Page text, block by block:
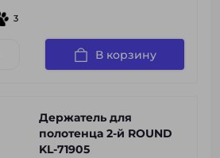
3
В корзину
Держатель для
полотенца 2-й ROUND
KL-71905